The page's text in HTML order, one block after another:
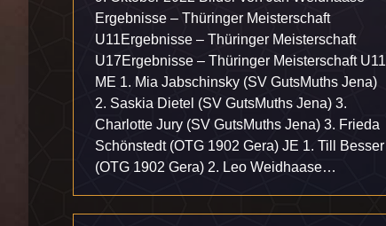
Ergebnisse – Thüringer Meisterschaft
U11Ergebnisse – Thüringer Meisterschaft
U17Ergebnisse – Thüringer Meisterschaft U11
ME 1. Mia Jabschinsky (SV GutsMuths Jena)
2. Saskia Dietel (SV GutsMuths Jena) 3.
Charlotte Jury (SV GutsMuths Jena) 3. Frieda
Schönstedt (OTG 1902 Gera) JE 1. Till Besser
(OTG 1902 Gera) 2. Leo Weidhaase…